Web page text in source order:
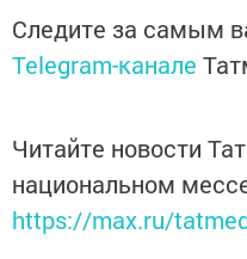
Следите за самым
Telegram-канале
Читайте новости
национальном
https://max.ru/